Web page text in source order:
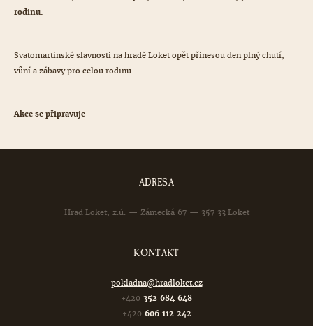
rodinu.
Svatomartinské slavnosti na hradě Loket opět přinesou den plný chutí,
vůní a zábavy pro celou rodinu.
Akce se připravuje
ADRESA
Hrad Loket, z.ú. — Zámecká 67 — 357 33 Loket
KONTAKT
pokladna@hradloket.cz
+420 352 684 648
+420 606 112 242